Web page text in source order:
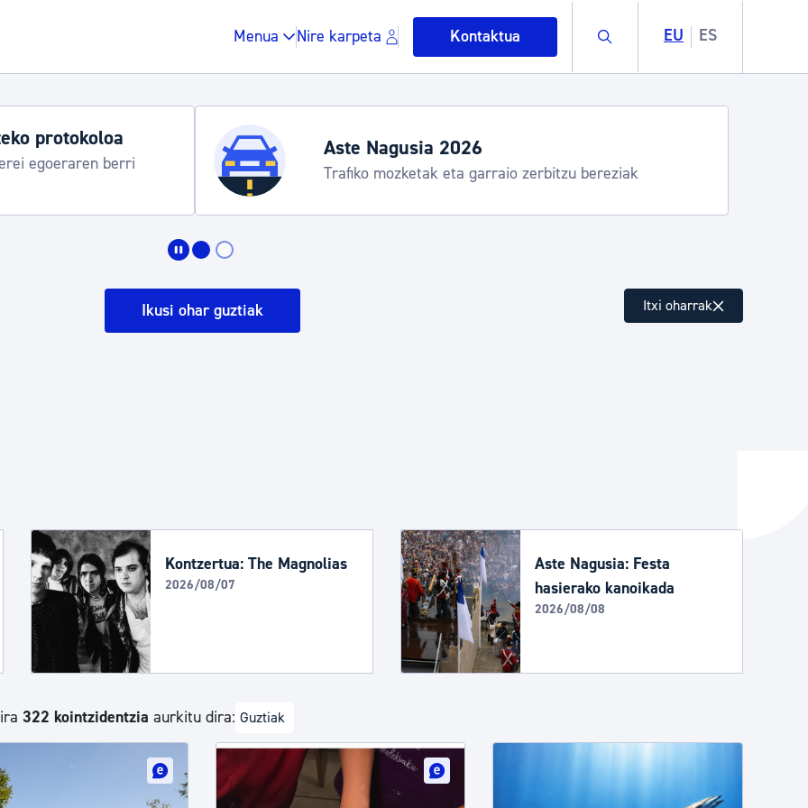
Menua Nire karpeta Kontaktua Buscar EU ES
Gune publikoa, hondakinak eta ingurumena
Berdintasuna, Giza Eskubideak eta bizikidetza
Udako ordutegiak eta zerbitzuak
Udalinfo, Donostia Kirola, Donostia Kultura, San Telmo,
Urgull, Hondalea, Turismoa
Ikusi ohar guztiak Itxi oharrak
Kontzertua: The Magnolias
2026/08/07
Aste Nagusia: Festa
hasierako kanoikada
2026/08/08
322 kointzidentzia aurkitu dira: Guztiak